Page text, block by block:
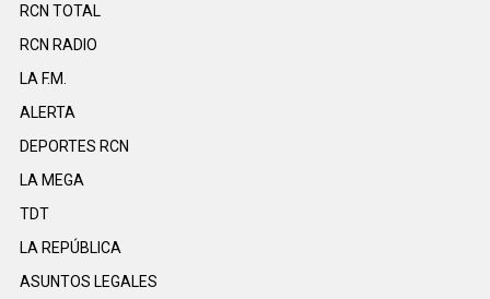
RCN TOTAL
RCN RADIO
LA F.M.
ALERTA
DEPORTES RCN
LA MEGA
TDT
LA REPÚBLICA
ASUNTOS LEGALES